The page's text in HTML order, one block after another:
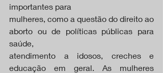
importantes para
mulheres, como a questão do direito ao
aborto ou de políticas públicas para
saúde,
atendimento a idosos, creches e
educação em geral. As mulheres